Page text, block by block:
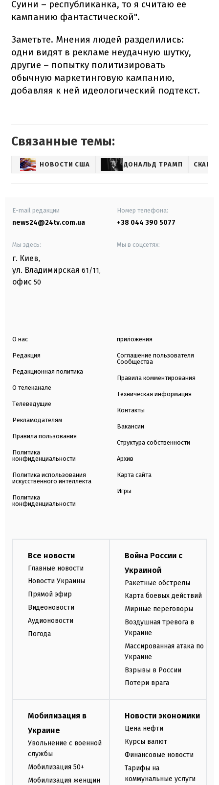
Суини – республиканка, то я считаю ее
кампанию фантастической".
Заметьте. Мнения людей разделились:
одни видят в рекламе неудачную шутку,
другие – попытку политизировать
обычную маркетинговую кампанию,
добавляя к ней идеологический подтекст.
Связанные темы:
НОВОСТИ США ДОНАЛЬД ТРАМП
E-mail редакции
news24@24tv.com.ua
Номер телефона:
+38 044 390 5077
Мы здесь:
г. Киев,
ул. Владимирская 61/11,
офис 50
Мы в соцсетях:
О нас
Редакция
Редакционная политика
О телеканале
Телеведущие
Рекламодателям
Правила пользования
Политика
конфиденциальности
Политика использования
искусственного интеллекта
Политика
конфиденциальности
приложения
Соглашение пользователя
Сообщества
Правила комментирования
Техническая информация
Контакты
Вакансии
Структура собственности
Архив
Карта сайта
Игры
Все новости
Главные новости
Новости Украины
Прямой эфир
Видеоновости
Аудионовости
Погода
Война России с
Украиной
Ракетные обстрелы
Карта боевых действий
Мирные переговоры
Воздушная тревога в
Украине
Массированная атака по
Украине
Взрывы в России
Потери врага
Мобилизация в
Украине
Увольнение с военной
службы
Мобилизация 50+
Мобилизация женщин
Новости экономики
Цена нефти
Курсы валют
Финансовые новости
Тарифы на
коммунальные услуги